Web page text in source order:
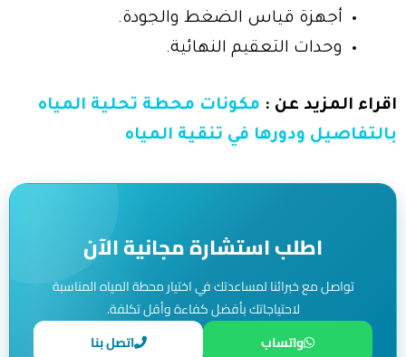
أجهزة قياس الضغط والجودة.
وحدات التعقيم النهائية.
اقراء المزيد عن : مكونات محطة تحلية المياه
بالتفاصيل ودورها في تنقية المياه
اطلب استشارة مجانية الآن
تواصل مع خبرائنا لمساعدتك في اختيار محطة المياه المناسبة
لاحتياجاتك بأفضل كفاءة وأقل تكلفة.
واتساب
اتصل بنا